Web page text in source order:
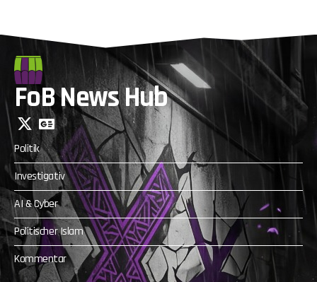
FoB News Hub
Politik
Investigativ
AI & Cyber
Politischer Islam
Kommentar